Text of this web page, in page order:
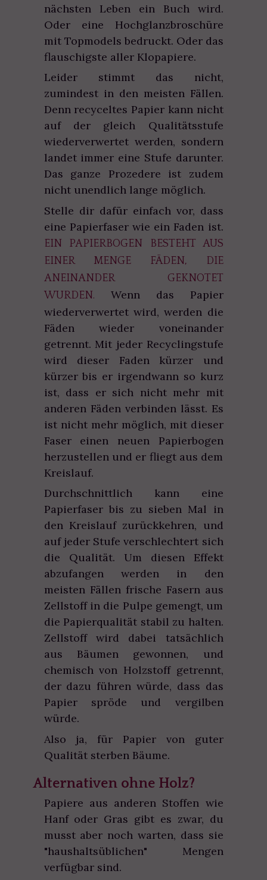
nächsten Leben ein Buch wird.
Oder eine Hochglanzbroschüre
mit Topmodels bedruckt. Oder das
flauschigste aller Klopapiere.
Leider stimmt das nicht,
zumindest in den meisten Fällen.
Denn recyceltes Papier kann nicht
auf der gleich Qualitätsstufe
wiederverwertet werden, sondern
landet immer eine Stufe darunter.
Das ganze Prozedere ist zudem
nicht unendlich lange möglich.
Stelle dir dafür einfach vor, dass
eine Papierfaser wie ein Faden ist.
EIN PAPIERBOGEN BESTEHT AUS
EINER MENGE FÄDEN, DIE
ANEINANDER GEKNOTET
WURDEN. Wenn das Papier
wiederverwertet wird, werden die
Fäden wieder voneinander
getrennt. Mit jeder Recyclingstufe
wird dieser Faden kürzer und
kürzer bis er irgendwann so kurz
ist, dass er sich nicht mehr mit
anderen Fäden verbinden lässt. Es
ist nicht mehr möglich, mit dieser
Faser einen neuen Papierbogen
herzustellen und er fliegt aus dem
Kreislauf.
Durchschnittlich kann eine
Papierfaser bis zu sieben Mal in
den Kreislauf zurückkehren, und
auf jeder Stufe verschlechtert sich
die Qualität. Um diesen Effekt
abzufangen werden in den
meisten Fällen frische Fasern aus
Zellstoff in die Pulpe gemengt, um
die Papierqualität stabil zu halten.
Zellstoff wird dabei tatsächlich
aus Bäumen gewonnen, und
chemisch von Holzstoff getrennt,
der dazu führen würde, dass das
Papier spröde und vergilben
würde.
Also ja, für Papier von guter
Qualität sterben Bäume.
Alternativen ohne Holz?
Papiere aus anderen Stoffen wie
Hanf oder Gras gibt es zwar, du
musst aber noch warten, dass sie
"haushaltsüblichen" Mengen
verfügbar sind.